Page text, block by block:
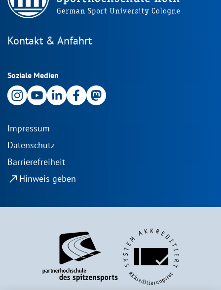
Kontakt & Anfahrt
Soziale Medien
Impressum
Datenschutz
Barrierefreiheit
north_east Hinweis geben